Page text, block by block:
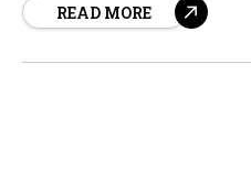
Skims, propiedad de la
READ MORE